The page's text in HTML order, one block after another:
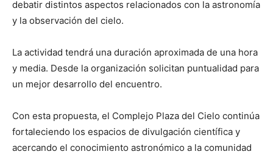
debatir distintos aspectos relacionados con la astronomía
y la observación del cielo.
La actividad tendrá una duración aproximada de una hora
y media. Desde la organización solicitan puntualidad para
un mejor desarrollo del encuentro.
Con esta propuesta, el Complejo Plaza del Cielo continúa
fortaleciendo los espacios de divulgación científica y
acercando el conocimiento astronómico a la comunidad